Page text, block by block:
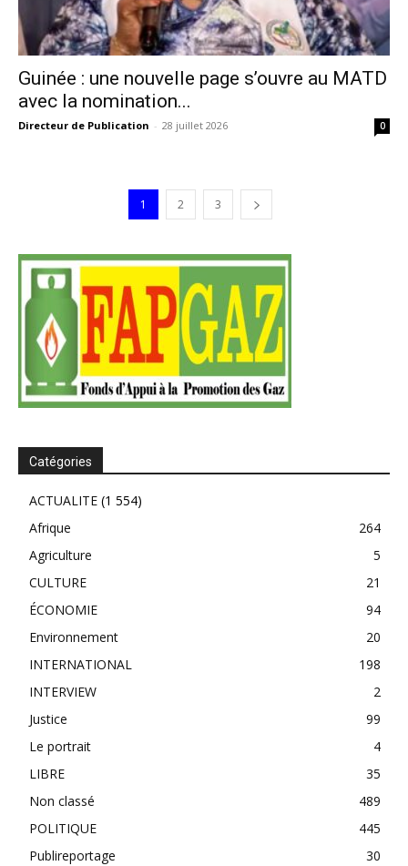
Guinée : une nouvelle page s’ouvre au MATD
avec la nomination...
Directeur de Publication - 28 juillet 2026 0
1 2 3
Catégories
ACTUALITE (1 554)
Afrique
264
Agriculture
5
CULTURE
21
ÉCONOMIE
94
Environnement
20
INTERNATIONAL
198
INTERVIEW
2
Justice
99
Le portrait
4
LIBRE
35
Non classé
489
POLITIQUE
445
Publireportage
30